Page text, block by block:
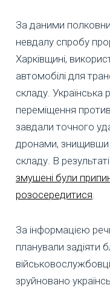
За даними
невдалу спробу
Харківщині,
автомобілі для
складу. Українська
переміщення
завдали точного
дронами, знищивши
складу. В результаті
змушені були
розосередитися.
За інформацією
планували задіяти
зруйновано